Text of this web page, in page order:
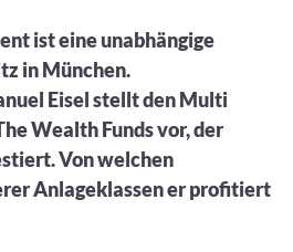
jene, denen Sie folgen
ist eine unabhängige
in München.
Eisel stellt den Multi
Wealth Funds vor, der
Von welchen
Anlageklassen er profitiert